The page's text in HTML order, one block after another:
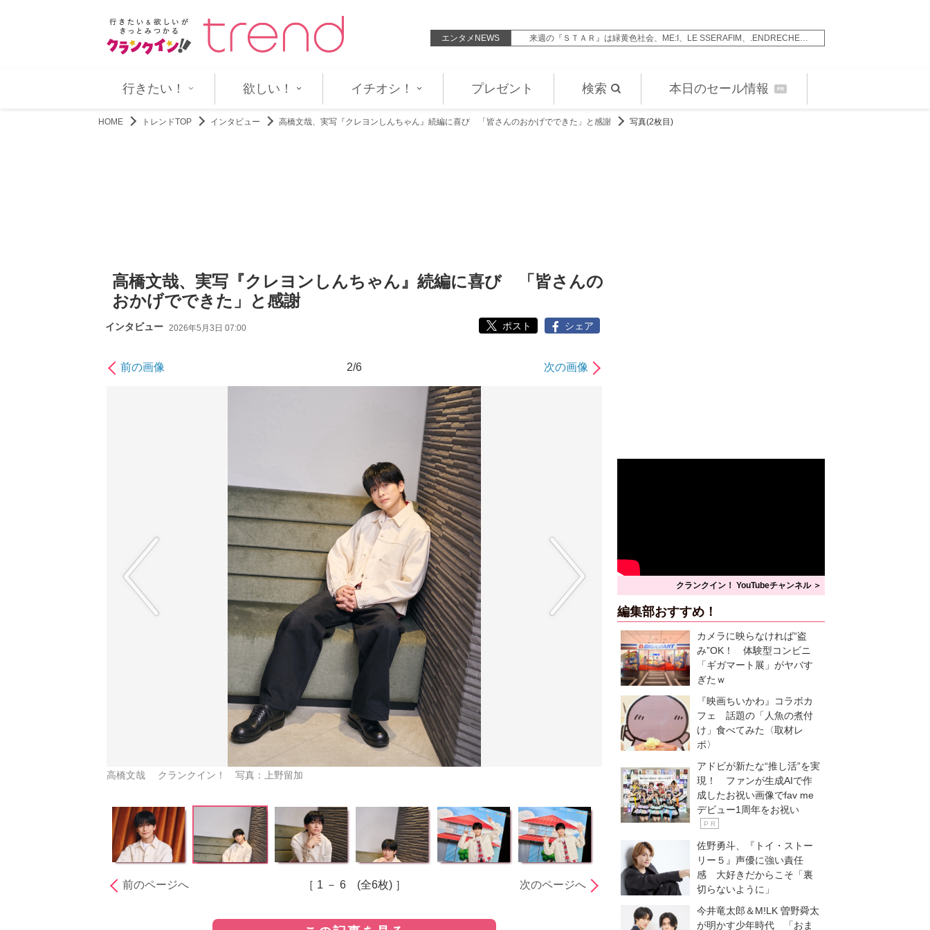
エンタメNEWS
性を叩きなおす！ 『男磨… LDHアーティスト20組が集結！ 『LDH LIVE‐EXPO』史上初の国立競… 来週の『ＳＴＡＲ』は緑黄色社会、ME:I、LE SSERAFIM、.ENDRECHE…
行きたい！ 欲しい！ イチオシ！ プレゼント 検索 本日のセール情報 PR
HOME トレンドTOP インタビュー 高橋文哉、実写『クレヨンしんちゃん』続編に喜び 「皆さんのおかげでできた」と感謝 写真(2枚目)
高橋文哉、実写『クレヨンしんちゃん』続編に喜び 「皆さんの
おかげでできた」と感謝
インタビュー 2026年5月3日 07:00 ポスト シェア
前の画像 2/6 次の画像
高橋文哉 クランクイン！ 写真：上野留加
前のページへ ［ 1 － 6 (全6枚) ］ 次のページへ
クランクイン！ YouTubeチャンネル ＞
編集部おすすめ！
カメラに映らなければ“盗
み”OK！ 体験型コンビニ
「ギガマート展」がヤバす
ぎたｗ
『映画ちいかわ』コラボカ
フェ 話題の「人魚の煮付
け」食べてみた〈取材レ
ポ〉
アドビが新たな“推し活”を実
現！ ファンが生成AIで作
成したお祝い画像でfav me
デビュー1周年をお祝い
P R
佐野勇斗、『トイ・ストー
リー５』声優に強い責任
感 大好きだからこそ「裏
切らないように」
今井竜太郎＆M!LK 曽野舜太
が明かす少年時代 「おま